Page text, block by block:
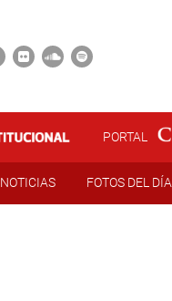
PORTAL
NOTICIAS FOTOS DEL DÍA